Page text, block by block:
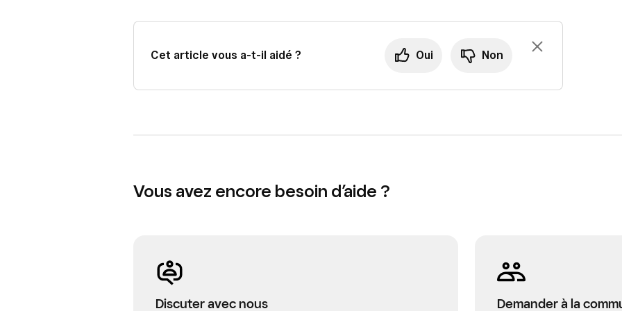
Cet article vous a-t-il aidé ? Oui Non
Vous avez encore besoin d’aide ?
Discuter avec nous Demander à la